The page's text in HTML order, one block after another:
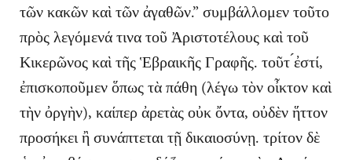
τῶν κακῶν καὶ τῶν ἀγαθῶν.” συμβάλλομεν τοῦτο
πρὸς λεγόμενά τινα τοῦ Ἀριστοτέλους καὶ τοῦ
Κικερῶνος καὶ τῆς Ἑβραικῆς Γραφῆς. τοῦτ ́ἐστί,
ἐπισκοποῦμεν ὅπως τὰ πάθη (λέγω τὸν οἶκτον καὶ
τὴν ὀργὴν), καίπερ ἀρετὰς οὐκ ὄντα, οὐδὲν ἥττον
προσήκει ἢ συνάπτεται τῇ δικαιοσύνῃ. τρίτον δὲ